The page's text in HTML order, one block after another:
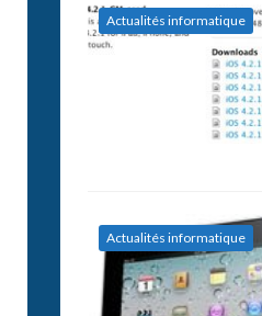
Actualités informatique
Actualités informatique